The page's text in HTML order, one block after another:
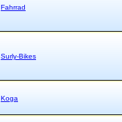
Fahrrad
Surly-Bikes
Koga